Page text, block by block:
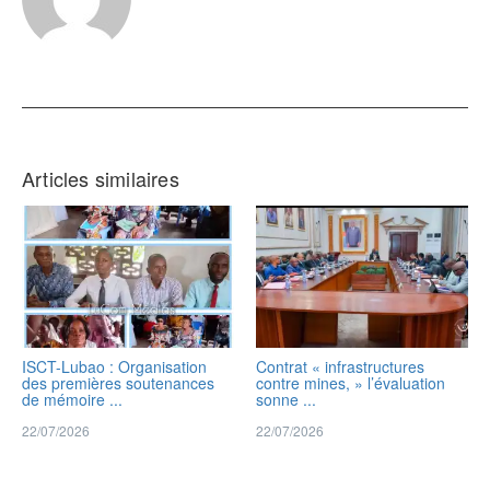
Articles similaires
ISCT-Lubao : Organisation
des premières soutenances
de mémoire ...
22/07/2026
Contrat « infrastructures
contre mines, » l’évaluation
sonne ...
22/07/2026